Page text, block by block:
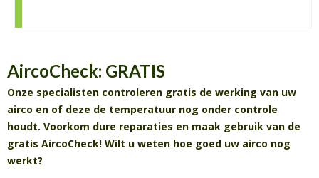
AircoCheck: GRATIS
Onze specialisten controleren gratis de werking van uw
airco en of deze de temperatuur nog onder controle
houdt. Voorkom dure reparaties en maak gebruik van de
gratis AircoCheck! Wilt u weten hoe goed uw airco nog
werkt?